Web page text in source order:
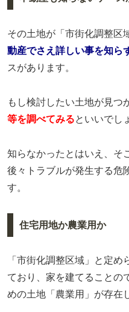
その土地が「市街化調整区
動産でさえ詳しい事を知ら
スがあります。
もし検討したい土地が見つ
等を調べてみるといいでし
知らなかったとはいえ、そ
後々トラブルが発生する危
す。
住宅用地か農業用か
「市街化調整区域」と定
ており、家を建てることの
めの土地「農業用」が存在